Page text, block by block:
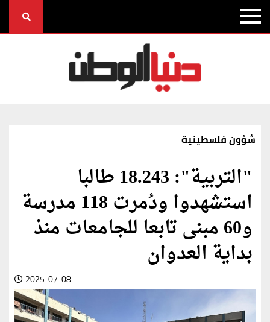
شؤون فلسطينية
"التربية": 18.243 طالبا
استشهدوا ودُمرت 118 مدرسة
و60 مبنى تابعا للجامعات منذ
بداية العدوان
2025-07-08